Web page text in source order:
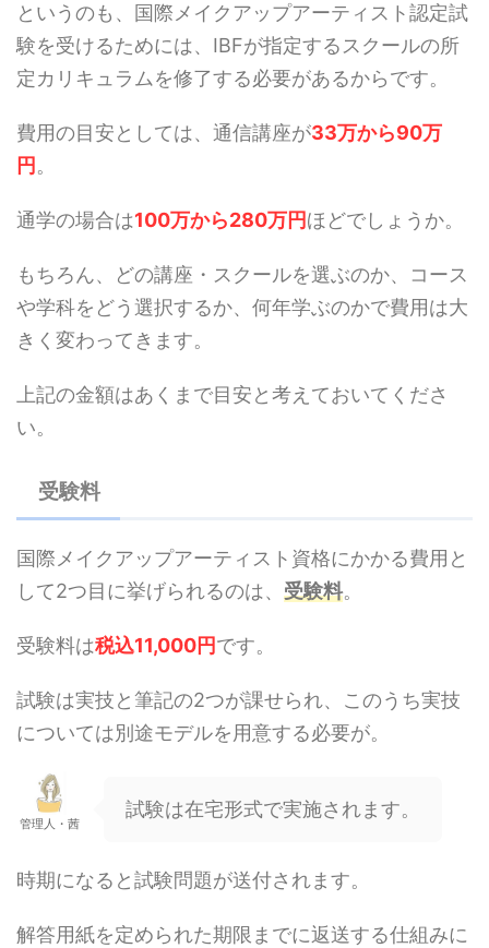
というのも、国際メイクアップアーティスト認定試
験を受けるためには、IBFが指定するスクールの所
定カリキュラムを修了する必要があるからです。
費用の目安としては、通信講座が33万から90万
円 。
通学の場合は100万から280万円ほどでしょうか。
もちろん、どの講座・スクールを選ぶのか、コース
や学科をどう選択するか、何年学ぶのかで費用は大
きく変わってきます。
上記の金額はあくまで目安と考えておいてくださ
い。
受験料
国際メイクアップアーティスト資格にかかる費用と
して2つ目に挙げられるのは、 受験料。
受験料は税込11,000円です。
試験は実技と筆記の2つが課せられ、このうち実技
については別途モデルを用意する必要が。
管理人・茜
試験は在宅形式で実施されます。
時期になると試験問題が送付されます。
解答用紙を定められた期限までに返送する仕組みに